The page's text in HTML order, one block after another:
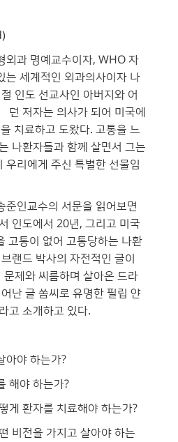
외과 명예교수이자, WHO 자
는 세계적인 외과의사이자 나
인도 선교사인 아버지와 어
던 저자는 의사가 되어 미국에
치료하고 도왔다. 고통을 느
나환자들과 함께 살면서 그는
우리에게 주신 특별한 선물임
준인교수의 서문을 읽어보면
인도에서 20년, 그리고 미국
고통이 없어 고통당하는 나환
랜드 박사의 자전적인 글이
제와 씨름하며 살아온 드라
난 글 쏨씨로 유명한 필립 얀
고 소개하고 있다.
아야 하는가?
해야 하는가?
게 환자를 치료해야 하는가?
비전을 가지고 살아야 하는